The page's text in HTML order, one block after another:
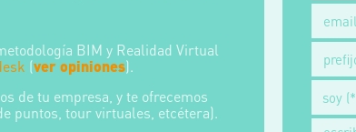
BIM y Realidad Virtual
(ver opiniones).
de tu empresa, y te ofrecemos
puntos, tour virtuales, etcétera).